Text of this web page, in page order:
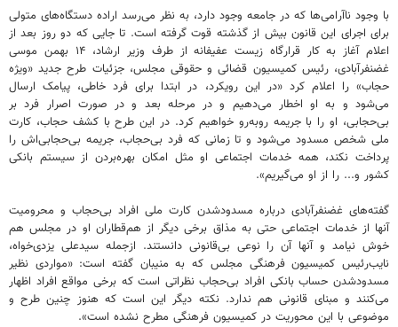
با وجود ناآرامی‌ها که در جامعه وجود دارد، به نظر می‌رسد اراده دستگاه‌های متولی
برای اجرای این قانون بیش از گذشته قوت گرفته است. تا جایی که دو روز بعد از
اعلام آغاز به کار قرارگاه زیست عفیفانه از طرف وزیر ارشاد، ۱۴ بهمن موسی
غضنفرآبادی، رئیس کمیسیون قضائی و حقوقی مجلس، جزئیات طرح جدید «ویژه
حجاب» را اعلام کرد «در این رویکرد، در ابتدا برای فرد خاطی، پیامک ارسال
می‌شود و به او اخطار می‌دهیم و در مرحله بعد و در صورت اصرار فرد بر
بی‌حجابی، او را با جریمه روبه‌رو خواهیم کرد. در این طرح با کشف حجاب، کارت
ملی شخص مسدود می‌شود و تا زمانی که فرد بی‌حجاب، جریمه بی‌حجابی‌اش را
پرداخت نکند، همه خدمات اجتماعی او مثل امکان بهره‌بردن از سیستم بانکی
کشور و... را از او می‌گیریم».
گفته‌های غضنفرآبادی درباره مسدودشدن کارت ملی افراد بی‌حجاب و محرومیت
آنها از خدمات اجتماعی حتی به مذاق برخی دیگر از هم‌قطاران او در مجلس هم
خوش نیامد و آنها آن را نوعی بی‌قانونی دانستند. ازجمله سیدعلی یزدی‌خواه،
نایب‌رئیس کمیسیون فرهنگی مجلس که به منیبان گفته است: «مواردی نظیر
مسدودشدن حساب بانکی افراد بی‌حجاب نظراتی است که برخی مواقع افراد اظهار
می‌کنند و مبنای قانونی هم ندارد. نکته دیگر این است که هنوز چنین طرح و
موضوعی با این محوریت در کمیسیون فرهنگی مطرح نشده است».